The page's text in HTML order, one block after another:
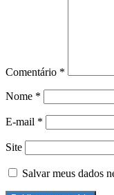
Comentário *
Nome *
E-mail *
Site
Salvar meus dados